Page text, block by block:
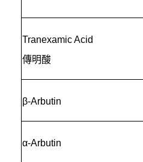
Tranexamic Acid
傳明酸
β-Arbutin
α-Arbutin